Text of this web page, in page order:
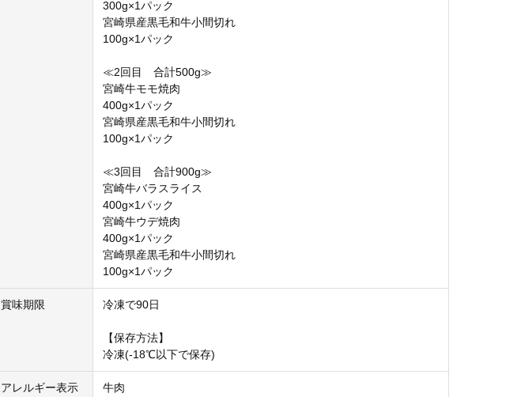
300g×1パック
宮崎県産黒毛和牛小間切れ
100g×1パック
≪2回目 合計500g≫
宮崎牛モモ焼肉
400g×1パック
宮崎県産黒毛和牛小間切れ
100g×1パック
≪3回目 合計900g≫
宮崎牛バラスライス
400g×1パック
宮崎牛ウデ焼肉
400g×1パック
宮崎県産黒毛和牛小間切れ
100g×1パック
賞味期限 冷凍で90日
【保存方法】
冷凍(-18℃以下で保存)
アレルギー表示 牛肉